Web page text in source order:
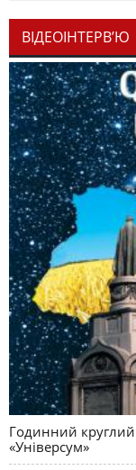
ВІДЕОІНТЕРВ’Ю
Годинний круглий
«Універсум»